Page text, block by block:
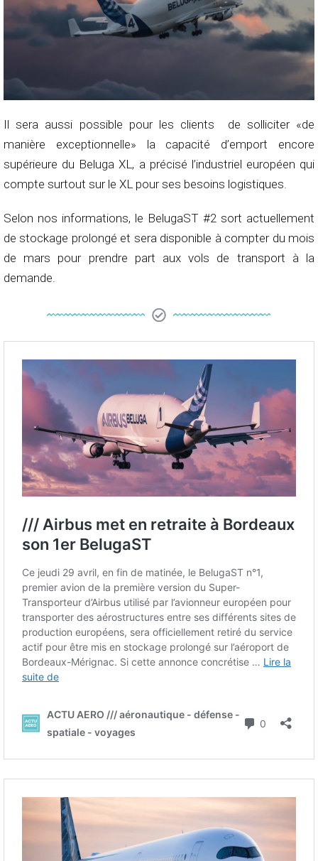
Il sera aussi possible pour les clients de solliciter «de
manière exceptionnelle» la capacité d’emport encore
supérieure du Beluga XL, a précisé l’industriel européen qui
compte surtout sur le XL pour ses besoins logistiques.
Selon nos informations, le BelugaST #2 sort actuellement
de stockage prolongé et sera disponible à compter du mois
de mars pour prendre part aux vols de transport à la
demande.